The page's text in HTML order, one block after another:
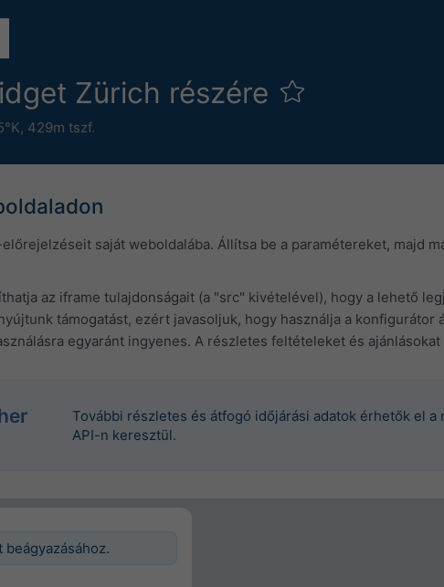
Zürich részére
429m tszf.
saját weboldalába. Állítsa be a paramétereket, majd
az iframe tulajdonságait (a "src" kivételével), hogy a lehető
támogatást, ezért javasoljuk, hogy használja a
egyaránt ingyenes. A részletes feltételeket és ajánlásokat
További részletes és átfogó időjárási adatok érhetők el a
API-n keresztül.